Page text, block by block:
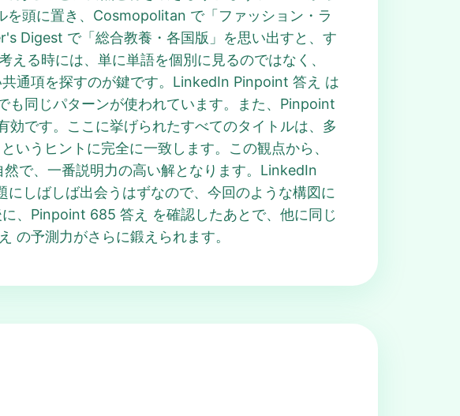
頭に置き、Cosmopolitan で「ファッション・ラ
Digest で「総合教養・各国版」を思い出すと、す
る時には、単に単語を個別に見るのではなく、
通項を探すのが鍵です。LinkedIn Pinpoint 答え は
同じパターンが使われています。また、Pinpoint
です。ここに挙げられたすべてのタイトルは、多
うヒントに完全に一致します。この観点から、
で、一番説明力の高い解となります。LinkedIn
しばしば出会うはずなので、今回のような構図に
、Pinpoint 685 答え を確認したあとで、他に同じ
の予測力がさらに鍛えられます。